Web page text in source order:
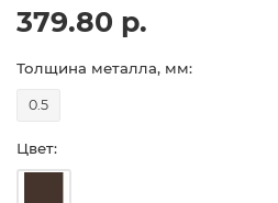
379.80 р.
Толщина металла, мм:
0.5
Цвет: